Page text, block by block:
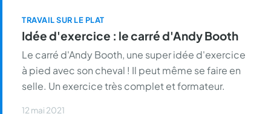
TRAVAIL SUR LE PLAT
Idée d'exercice : le carré d'Andy Booth
Le carré d'Andy Booth, une super idée d'exercice
à pied avec son cheval ! Il peut même se faire en
selle. Un exercice très complet et formateur.
12 mai 2021